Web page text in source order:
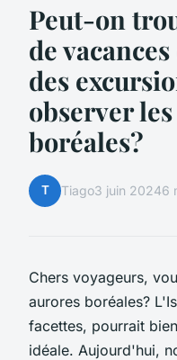
Peut-on
de
des
observer
boréales?
T Tiago3 juin 20246
Chers voyageurs,
aurores boréales?
facettes, pourrait
idéale. Aujourd'hui,